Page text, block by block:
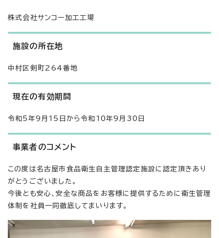
株式会社サンコー加工工場
施設の所在地
中村区剣町264番地
現在の有効期間
令和5年9月15日から令和10年9月30日
事業者のコメント
この度は名古屋市食品衛生自主管理認定施設に認定頂きあり
がとうございました。
今後とも安心、安全な商品をお客様に提供するために衛生管理
体制を社員一同徹底してまいります。